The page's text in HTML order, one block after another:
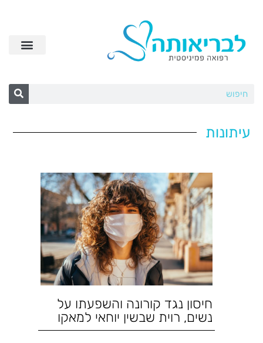
עיתונות
חיסון נגד קורונה והשפעתו על
נשים, רוית שבשין יוחאי למאקו